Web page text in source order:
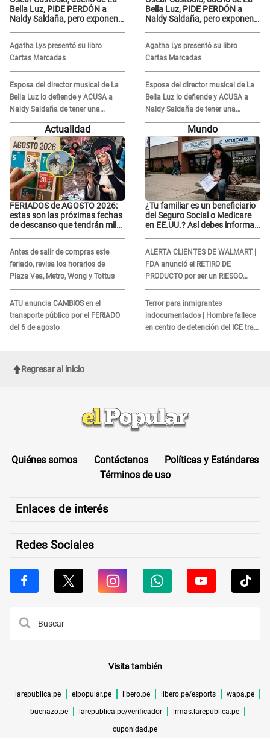
Bella Luz, PIDE PERDÓN a
Naldy Saldaña, pero exponen
grabar"
Agatha Lys presentó su libro
Cartas Marcadas
Esposa del director musical de La
Bella Luz lo defiende y ACUSA a
Naldy Saldaña de tener una
relación con él y otros integrantes
Bella Luz, PIDE PERDÓN a
Naldy Saldaña, pero exponen
grabar"
Agatha Lys presentó su libro
Cartas Marcadas
Esposa del director musical de La
Bella Luz lo defiende y ACUSA a
Naldy Saldaña de tener una
relación con él y otros integrantes
Actualidad
FERIADOS de AGOSTO 2026:
estas son las próximas fechas
de descanso que tendrán miles
Antes de salir de compras este
feriado, revisa los horarios de
Plaza Vea, Metro, Wong y Tottus
ATU anuncia CAMBIOS en el
transporte público por el FERIADO
del 6 de agosto
Mundo
¿Tu familiar es un beneficiario
del Seguro Social o Medicare
en EE.UU.? Así debes informar
ALERTA CLIENTES DE WALMART |
FDA anunció el RETIRO DE
PRODUCTO por ser un RIESGO
MORTAL para consumidores: ¿Cuál
es?
Terror para inmigrantes
indocumentados | Hombre fallece
en centro de detención del ICE tras
sufrir una "emergencia médica"
Regresar al inicio
Quiénes somos Contáctanos
Políticas y Estándares
Términos de uso
Enlaces de interés
Redes Sociales
Visita también
larepublica.pe elpopular.pe libero.pe libero.pe/esports wapa.pe
buenazo.pe larepublica.pe/verificador lrmas.larepublica.pe
cuponidad.pe